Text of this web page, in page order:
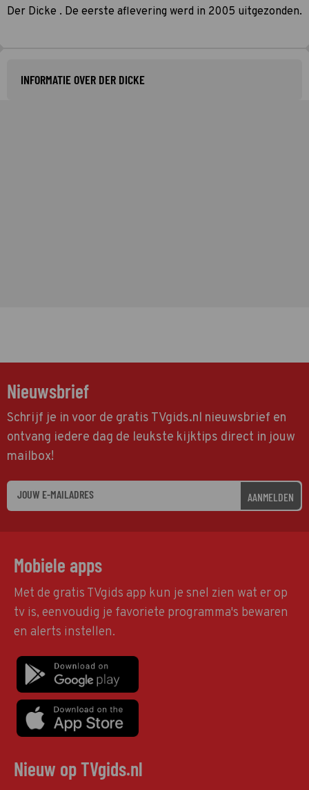
Der Dicke . De eerste aflevering werd in 2005 uitgezonden.
INFORMATIE OVER DER DICKE
Nieuwsbrief
Schrijf je in voor de gratis TVgids.nl nieuwsbrief en
ontvang iedere dag de leukste kijktips direct in jouw
mailbox!
AANMELDEN
Mobiele apps
Met de gratis TVgids app kun je snel zien wat er op
tv is, eenvoudig je favoriete programma's bewaren
en alerts instellen.
Nieuw op TVgids.nl